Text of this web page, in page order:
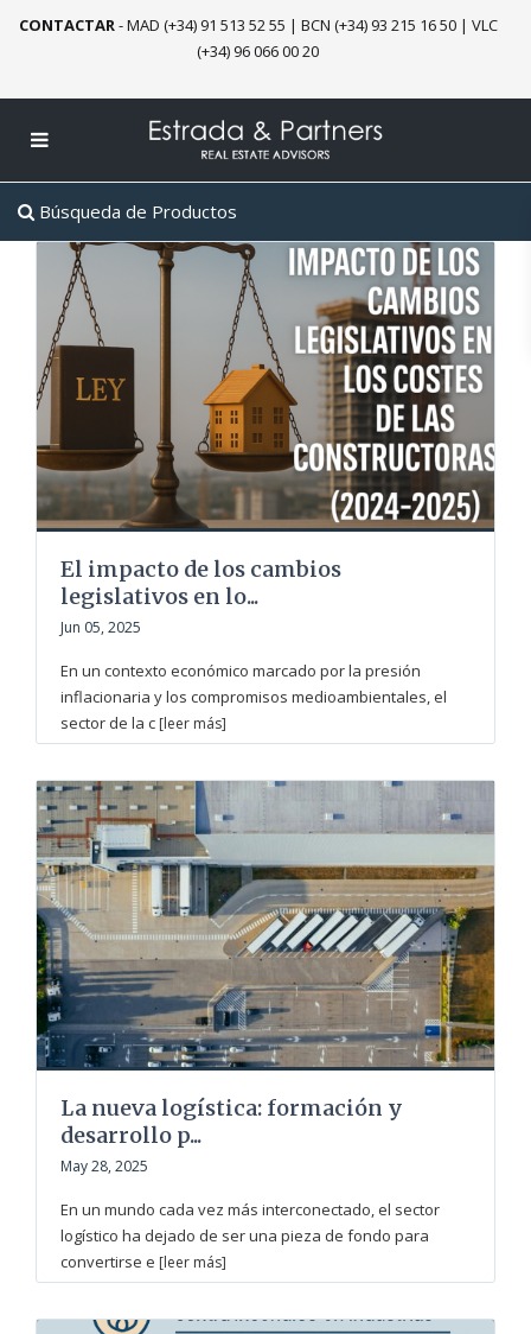
CONTACTAR-MAD (+34) 91 513 52 55 | BCN (+34) 93 215 16 50| VLC
(+34) 96 066 00 20
Búsqueda de Productos
El impacto de los cambios
legislativos en lo...
Jun 05, 2025
En un contexto económico marcado por la presión
inflacionaria y los compromisos medioambientales, el
sector de la c [leer más]
La nueva logística: formación y
desarrollo p...
May 28, 2025
En un mundo cada vez más interconectado, el sector
logístico ha dejado de ser una pieza de fondo para
convertirse e [leer más]